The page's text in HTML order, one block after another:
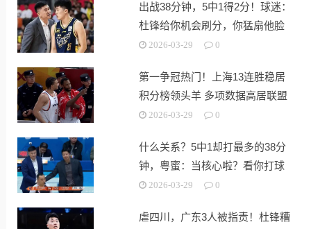
出战38分钟，5中1得2分！球迷：
杜锋给你机会刷分，你猛扇他脸
2026-03-29 0
第一争冠热门！上海13连胜稳居
积分榜领头羊 多项数据高居联盟
第一
2026-03-29 0
什么关系？5中1却打最多的38分
钟，粤蜜：当核心啦？看你打球
难受
2026-03-29 0
虐四川，广东3人被指责！杜锋糟